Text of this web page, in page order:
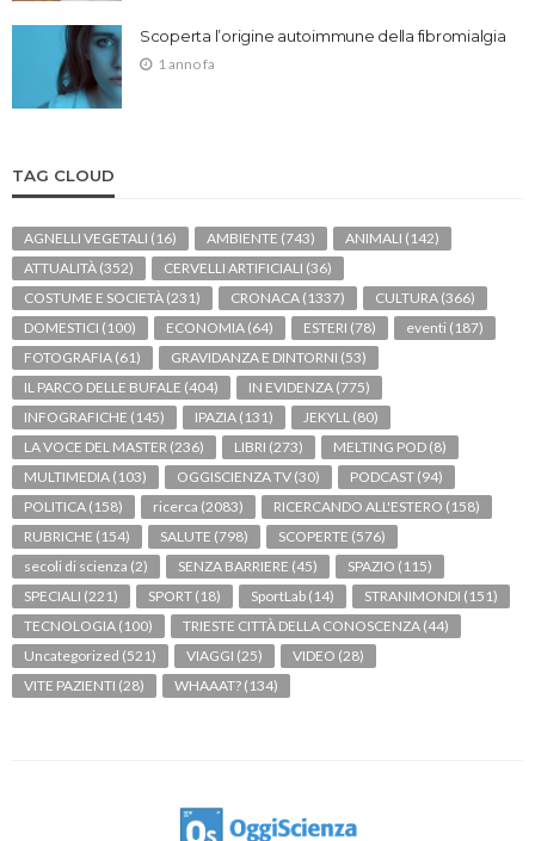
Scoperta l’origine autoimmune della fibromialgia
1 anno fa
TAG CLOUD
AGNELLI VEGETALI (16) AMBIENTE (743) ANIMALI (142)
ATTUALITÀ (352) CERVELLI ARTIFICIALI (36)
COSTUME E SOCIETÀ (231) CRONACA (1337) CULTURA (366)
DOMESTICI (100) ECONOMIA (64) ESTERI (78) eventi (187)
FOTOGRAFIA (61) GRAVIDANZA E DINTORNI (53)
IL PARCO DELLE BUFALE (404) IN EVIDENZA (775)
INFOGRAFICHE (145) IPAZIA (131) JEKYLL (80)
LA VOCE DEL MASTER (236) LIBRI (273) MELTING POD (8)
MULTIMEDIA (103) OGGISCIENZA TV (30) PODCAST (94)
POLITICA (158) ricerca (2083) RICERCANDO ALL'ESTERO (158)
RUBRICHE (154) SALUTE (798) SCOPERTE (576)
secoli di scienza (2) SENZA BARRIERE (45) SPAZIO (115)
SPECIALI (221) SPORT (18) SportLab (14) STRANIMONDI (151)
TECNOLOGIA (100) TRIESTE CITTÀ DELLA CONOSCENZA (44)
Uncategorized (521) VIAGGI (25) VIDEO (28)
VITE PAZIENTI (28) WHAAAT? (134)